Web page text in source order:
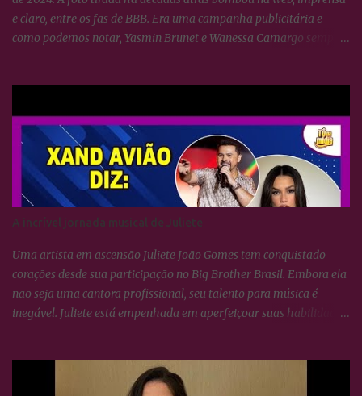
e claro, entre os fãs de BBB. Era uma campanha publicitária e
como podemos notar, Yasmin Brunet e Wanessa Camargo sempre
A incrível jornada musical de Juliete
Uma artista em ascensão Juliete João Gomes tem conquistado
corações desde sua participação no Big Brother Brasil. Embora ela
não seja uma cantora profissional, seu talento para música é
inegável. Juliete está empenhada em aperfeiçoar suas habilidades
cantar não se resume apenas a isso. É necessário conhecer técnicas
de respiração e saber utilizá-las para potencializar a voz. Essas